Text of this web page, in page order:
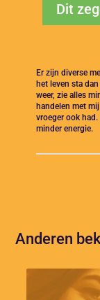
Dit
Er zijn diverse
het leven sta
weer, zie alles
handelen met
vroeger ook
minder energie.
Anderen